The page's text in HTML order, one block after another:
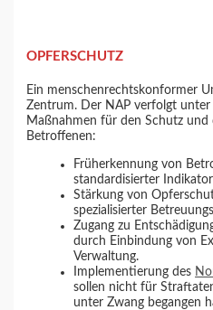
OPFERSCHUTZ
Ein menschenrechtskonformer
Zentrum. Der NAP verfolgt unter
Maßnahmen für den Schutz
Betroffenen:
Früherkennung von
standardisierter
Stärkung von
spezialisierter
Zugang zu
durch Einbindung von
Verwaltung.
Implementierung des
sollen nicht für
unter Zwang begangen